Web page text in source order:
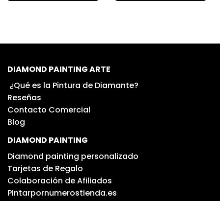
DIAMOND PAINTING ARTE
¿Qué es la Pintura de Diamante?
Reseñas
Contacto Comercial
Blog
DIAMOND PAINTING
Diamond painting personalizado
Tarjetas de Regalo
Colaboración de Afiliados
Pintarpornumerostienda.es